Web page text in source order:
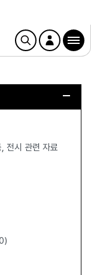
전시 관련 자료